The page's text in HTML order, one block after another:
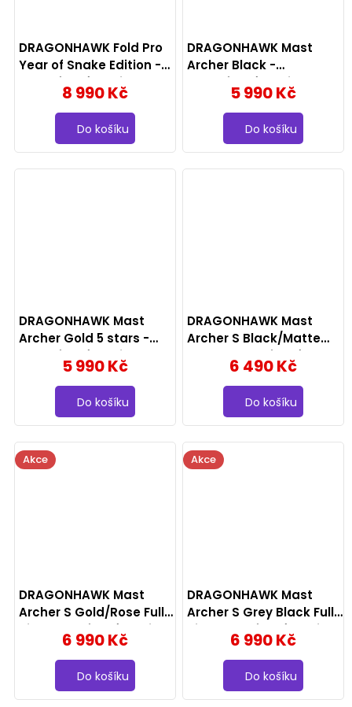
DRAGONHAWK Fold Pro
Year of Snake Edition -
bezdrátový strojek 2x
baterie8 990 Kč
Do košíku
DRAGONHAWK Mast
Archer Black -
bezdrátový strojek 3x
grip, 4.2mm, černý
5 990 Kč
Do košíku
DRAGONHAWK Mast
Archer Gold 5 stars -
bezdrátový strojek 3x
grip, 3.5mm, zlatý
5 990 Kč
Do košíku
DRAGONHAWK Mast
Archer S Black/Matte
Gray - bezdrátový
strojek, 4.2mm, černý
6 490 Kč
Do košíku
Akce
DRAGONHAWK Mast
Archer S Gold/Rose Full
Kit - bezdrátový strojek,
4.2mm, růžový
6 990 Kč
Do košíku
Akce
DRAGONHAWK Mast
Archer S Grey Black Full
Kit - bezdrátový strojek,
4.2mm, černý
6 990 Kč
Do košíku